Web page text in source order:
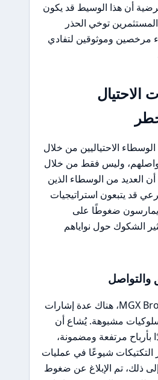
أن هذا الوسيط قد يكون
توخي الحذر
وموثوقين لتفادي
الاحتيال
الاحتياليين من خلال
وليس فقط من خلال
أن العديد من الوسطاء الذين
قد يتبعون استراتيجيات
يمارسون ضغوطًا على
الشكوك حول نواياهم
فيما يتعلق بـ MGX Brokers، هناك عدة إشارات
مشبوهة. يُشاع أن
بأرباح مرتفعة ومضمونة،
التكتيكات شيوعًا في عمليات
إلى ذلك، تم الإبلاغ عن ضغوط